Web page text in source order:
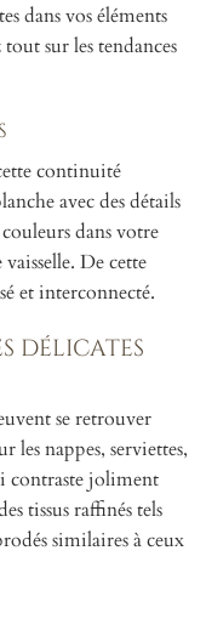
dans vos éléments
sur les tendances
continuité
avec des détails
dans votre
De cette
et interconnecté.
délicates
se retrouver
les nappes, serviettes,
contraste joliment
tissus raffinés tels
similaires à ceux